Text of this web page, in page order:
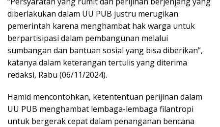
diberlakukan dalam UU PUB justru merugikan
pemerintah karena menghambat hak warga untuk
berpartisipasi dalam pembangunan melalui
sumbangan dan bantuan sosial yang bisa diberikan”,
katanya dalam keterangan tertulis yang diterima
redaksi, Rabu (06/11/2024).
Hamid mencontohkan, ketententuan perijinan dalam
UU PUB menghambat lembaga-lembaga filantropi
untuk bergerak cepat dalam penanganan bencana